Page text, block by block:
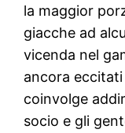
la maggior
giacche ad
vicenda nel
ancora
coinvolge
socio e gli